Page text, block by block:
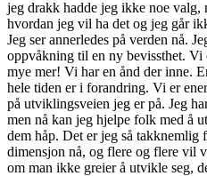
jeg drakk hadde jeg ikke noe valg,
hvordan jeg vil ha det og jeg går
Jeg ser annerledes på verden nå.
oppvåkning til en ny bevissthet. Vi
mye mer! Vi har en ånd der inne.
hele tiden er i forandring. Vi er
på utviklingsveien jeg er på. Jeg
men nå kan jeg hjelpe folk med å
dem håp. Det er jeg så
dimensjon nå, og flere og flere vil
om man ikke greier å utvikle seg,